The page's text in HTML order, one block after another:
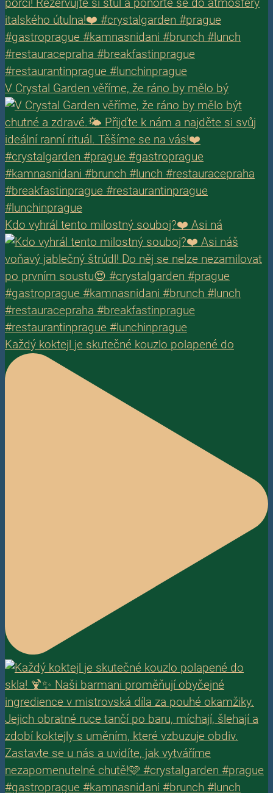
V Crystal Garden věříme, že ráno by mělo bý
Kdo vyhrál tento milostný souboj?❤️ Asi ná
Každý koktejl je skutečné kouzlo polapené do